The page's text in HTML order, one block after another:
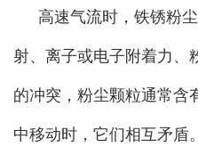
高速气流时，铁锈粉
射、离子或电子附着力、
的冲突，粉尘颗粒通常含
中移动时，它们相互矛盾